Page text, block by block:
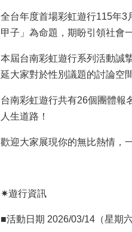
全台年度首場彩虹遊行115年3
甲子」為命題，期盼引領社會
本屆台南彩虹遊行系列活動誠
延大家對於性別議題的討論空
台南彩虹遊行共有26個團體報
人生道路！
歡迎大家展現你的無比熱情，
✷遊行資訊
■活動日期 2026/03/14（星期六